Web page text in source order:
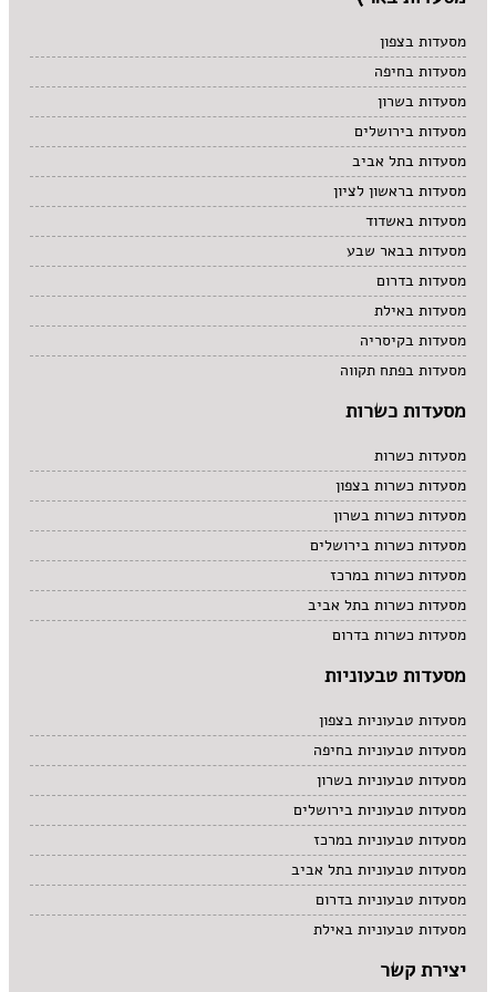
מסעדות בצפון
מסעדות בחיפה
מסעדות בשרון
מסעדות בירושלים
מסעדות בתל אביב
מסעדות בראשון לציון
מסעדות באשדוד
מסעדות בבאר שבע
מסעדות בדרום
מסעדות באילת
מסעדות בקיסריה
מסעדות בפתח תקווה
מסעדות כשרות
מסעדות כשרות
מסעדות כשרות בצפון
מסעדות כשרות בשרון
מסעדות כשרות בירושלים
מסעדות כשרות במרכז
מסעדות כשרות בתל אביב
מסעדות כשרות בדרום
מסעדות טבעוניות
מסעדות טבעוניות בצפון
מסעדות טבעוניות בחיפה
מסעדות טבעוניות בשרון
מסעדות טבעוניות בירושלים
מסעדות טבעוניות במרכז
מסעדות טבעוניות בתל אביב
מסעדות טבעוניות בדרום
מסעדות טבעוניות באילת
יצירת קשר